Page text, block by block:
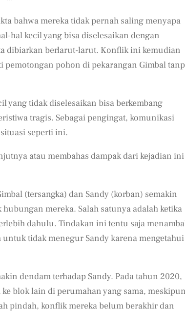
bahwa mereka tidak pernah saling menyapa
hal kecil yang bisa diselesaikan dengan
dibiarkan berlarut-larut. Konflik ini kemudian
pemotongan pohon di pekarangan Gimbal
yang tidak diselesaikan bisa berkembang
tragis. Sebagai pengingat, komunikasi
seperti ini.
atau membahas dampak dari kejadian ini
(tersangka) dan Sandy (korban) semakin
mereka. Salah satunya adalah ketika
dahulu. Tindakan ini tentu saja
tidak menegur Sandy karena mengetahui
dendam terhadap Sandy. Pada tahun 2020,
blok lain di perumahan yang sama,
pindah, konflik mereka belum berakhir dan